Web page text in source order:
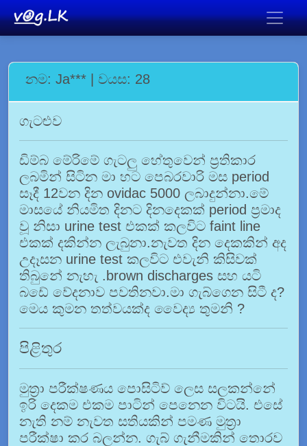
නම: Ja*** | වයස: 28
ගැටළුව
ඩිම්බ මේරිමේ ගැටලු හේතුවෙන් ප්‍රතිකාර
ලබමින් සිටින මා හට පෙබරවාරි මස period
සෑදී 12වන දින ovidac 5000 ලබාදුන්නා.මේ
මාසයේ නියමිත දිනට දිනදෙකක් period ප්‍රමාද
වූ නිසා urine test එකක් කලවිට faint line
එකක් දකින්න ලැබුනා.නැවත දින දෙකකින් අද
උදෑසන urine test කලවිට එවැනි කිසිවක්
තිබුනේ නැහැ .brown discharges සහ යටි
බඩේ වේදනාව පවතිනවා.මා ගැබ්ගෙන සිටී ද?
මෙය කුමන තත්වයක්ද වෛද්‍ය තුමනි ?
පිළිතුර
මුත්‍රා පරීක්ෂණය පොසිටිව් ලෙස සලකන්නේ
ඉරි දෙකම එකම පාටින් පෙනෙන විටයි. එසේ
නැති නම් නැවත සතියකින් පමණ මුත්‍රා
පරීක්ෂා කර බලන්න. ගැබ් ගැනීමකින් තොරව